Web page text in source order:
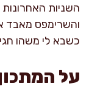
השניות
והשרימפס מאבד
כשבא לי משהו
על